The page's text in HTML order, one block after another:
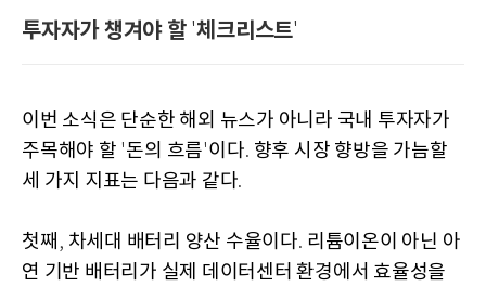
투자자가 챙겨야 할 '체크리스트'
이번 소식은 단순한 해외 뉴스가 아니라 국내 투자자가
주목해야 할 '돈의 흐름'이다. 향후 시장 향방을 가늠할
세 가지 지표는 다음과 같다.
첫째 , 차세대 배터리 양산 수율이다. 리튬이온이 아닌 아
연 기반 배터리가 실제 데이터센터 환경에서 효율성을